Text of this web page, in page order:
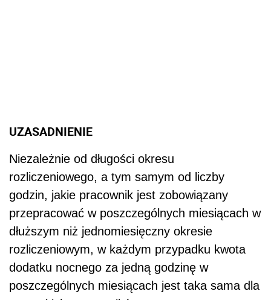
UZASADNIENIE
Niezależnie od długości okresu
rozliczeniowego, a tym samym od liczby
godzin, jakie pracownik jest zobowiązany
przepracować w poszczególnych miesiącach w
dłuższym niż jednomiesięczny okresie
rozliczeniowym, w każdym przypadku kwota
dodatku nocnego za jedną godzinę w
poszczególnych miesiącach jest taka sama dla